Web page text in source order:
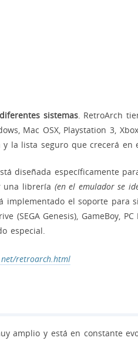
sistemas. RetroArch
Mac OSX, Playstation 3,
y la lista seguro que crecerá en
diseñada específicamente
una librería (en el emulador se
el soporte para
(SEGA Genesis), GameBoy,
especial.
retroarch.html
amplio y está en constante